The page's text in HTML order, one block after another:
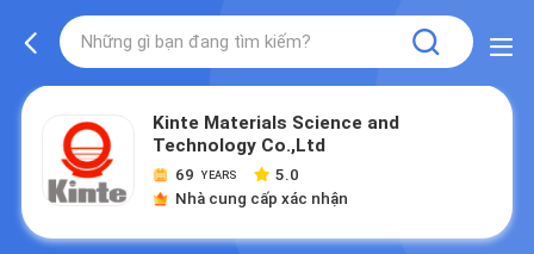
Kinte Materials Science and
Technology Co.,Ltd
69 YEARS
5.0
Nhà cung cấp xác nhận